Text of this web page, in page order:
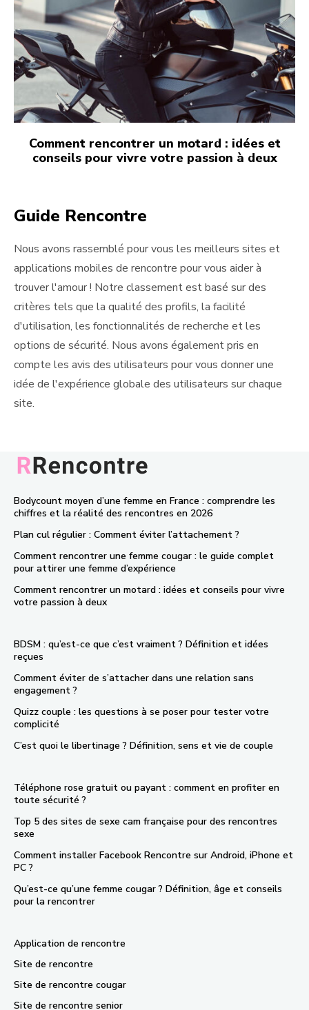
Comment rencontrer un motard : idées et
conseils pour vivre votre passion à deux
Guide Rencontre
Nous avons rassemblé pour vous les meilleurs sites et
applications mobiles de rencontre pour vous aider à
trouver l'amour ! Notre classement est basé sur des
critères tels que la qualité des profils, la facilité
d'utilisation, les fonctionnalités de recherche et les
options de sécurité. Nous avons également pris en
compte les avis des utilisateurs pour vous donner une
idée de l'expérience globale des utilisateurs sur chaque
site.
Bodycount moyen d’une femme en France : comprendre les
chiffres et la réalité des rencontres en 2026
Plan cul régulier : Comment éviter l’attachement ?
Comment rencontrer une femme cougar : le guide complet
pour attirer une femme d’expérience
Comment rencontrer un motard : idées et conseils pour vivre
votre passion à deux
BDSM : qu’est-ce que c’est vraiment ? Définition et idées
reçues
Comment éviter de s’attacher dans une relation sans
engagement ?
Quizz couple : les questions à se poser pour tester votre
complicité
C’est quoi le libertinage ? Définition, sens et vie de couple
Téléphone rose gratuit ou payant : comment en profiter en
toute sécurité ?
Top 5 des sites de sexe cam française pour des rencontres
sexe
Comment installer Facebook Rencontre sur Android, iPhone et
PC ?
Qu’est-ce qu’une femme cougar ? Définition, âge et conseils
pour la rencontrer
Application de rencontre
Site de rencontre
Site de rencontre cougar
Site de rencontre senior